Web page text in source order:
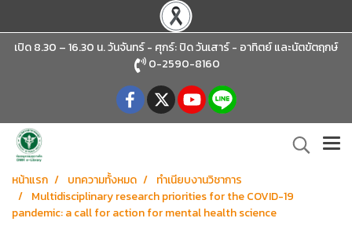
เปิด 8.30 – 16.30 น. วันจันทร์ - ศุกร์: ปิด วันเสาร์ - อาทิตย์และนัตขัตฤกษ์
0-2590-8160
หน้าแรก บทความทั้งหมด
ทำเนียบงานวิชาการ
Multidisciplinary research priorities for the COVID-19
pandemic: a call for action for mental health science